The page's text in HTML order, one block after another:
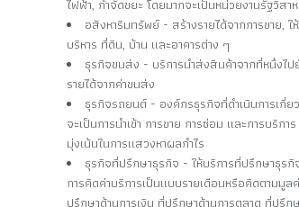
ไฟฟ้า, กำจัดขยะ โดยมากจะเป็นหน่วยงานรัฐวิส
อสังหาริมทรัพย์ - สร้างรายได้จากการขาย, ใ
บริหาร ที่ดิน, บ้าน และอาคารต่าง ๆ
ธุรกิจขนส่ง - บริการนำส่งสินค้าจากที่หนึ่งไ
รายได้จากค่าขนส่ง
ธุรกิจรถยนต์ - องค์กรธุรกิจที่ดำเนินการเกี่ย
จะเป็นการนำเข้า การขาย การซ่อม และการบริกา
มุ่งเน้นในการแสวงหาผลกำไร
ธุรกิจที่ปรึกษาธุรกิจ - ให้บริการที่ปรึกษาธุร
การคิดค่าบริการเป็นแบบรายเดือนหรือคิดตามมูล
ปรึกษาด้านการเงิน ที่ปรึกษาด้านการตลาด ที่ปรึก